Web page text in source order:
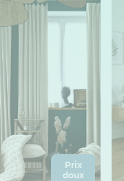
Prix
doux